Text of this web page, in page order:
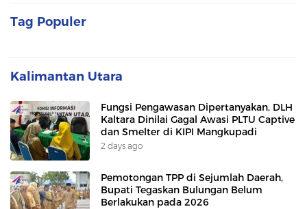
Tag Populer
Kalimantan Utara
Fungsi Pengawasan Dipertanyakan, DLH
Kaltara Dinilai Gagal Awasi PLTU Captive
dan Smelter di KIPI Mangkupadi
2 days ago
Pemotongan TPP di Sejumlah Daerah,
Bupati Tegaskan Bulungan Belum
Berlakukan pada 2026